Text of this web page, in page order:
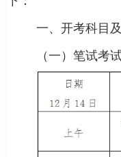
一、开考科目
（一）笔试考